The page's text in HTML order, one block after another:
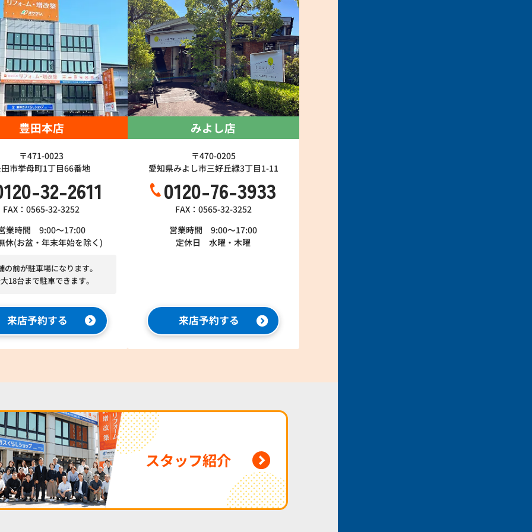
豊田本店
〒471-0023
市挙母町1丁目66番地
32-2611
FAX：0565-32-3252
業時間 9:00～17:00
休(お盆・年末年始を除く)
の前が駐車場になります。
18台まで駐車できます。
来店予約する
みよし店
〒470-0205
愛知県みよし市三好丘緑3丁目1-11
0120-76-3933
FAX：0565-32-3252
営業時間 9:00～17:00
定休日 水曜・木曜
来店予約する
スタッフ紹介